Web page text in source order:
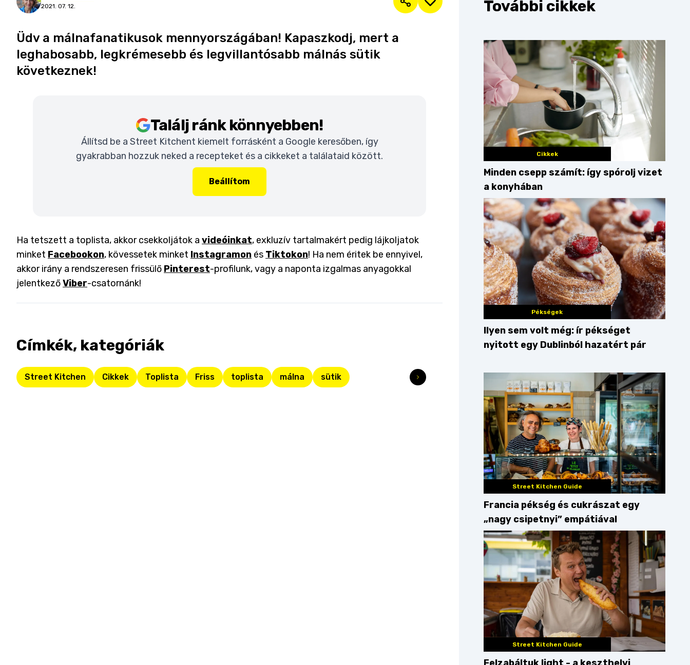
2021. 07. 12.
Üdv a málnafanatikusok mennyországában! Kapaszkodj, mert a
leghabosabb, legkrémesebb és legvillantósabb málnás sütik
következnek!
Találj ránk könnyebben!
Állítsd be a Street Kitchent kiemelt forrásként a Google keresőben, így
gyakrabban hozzuk neked a recepteket és a cikkeket a találataid között.
Beállítom
Ha tetszett a toplista, akkor csekkoljátok a videóinkat, exkluzív tartalmakért pedig lájkoljatok
minket Facebookon, kövessetek minket Instagramon és Tiktokon! Ha nem éritek be ennyivel,
akkor irány a rendszeresen frissülő Pinterest-profilunk, vagy a naponta izgalmas anyagokkal
jelentkezőViber-csatornánk!
Címkék, kategóriák
Street Kitchen Cikkek Toplista Friss toplista málna sütik
További cikkek
Cikkek
Minden csepp számít: így spórolj vizet
a konyhában
Pékségek
Ilyen sem volt még: ír pékséget
nyitott egy Dublinból hazatért pár
Street Kitchen Guide
Francia pékség és cukrászat egy
„nagy csipetnyi” empátiával
Street Kitchen Guide